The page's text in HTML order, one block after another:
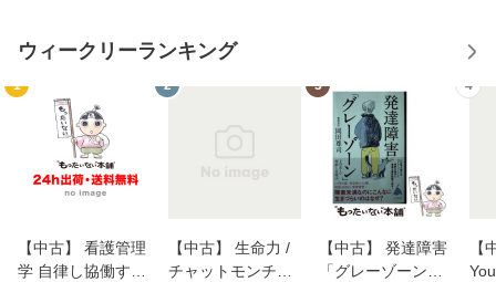
ウィークリーランキング
1
【中古】 看護管理
学 自律し協働する
2
【中古】 生命力 /
チャットモンチー /
3
【中古】 発達障害
「グレーゾーン」
4
【